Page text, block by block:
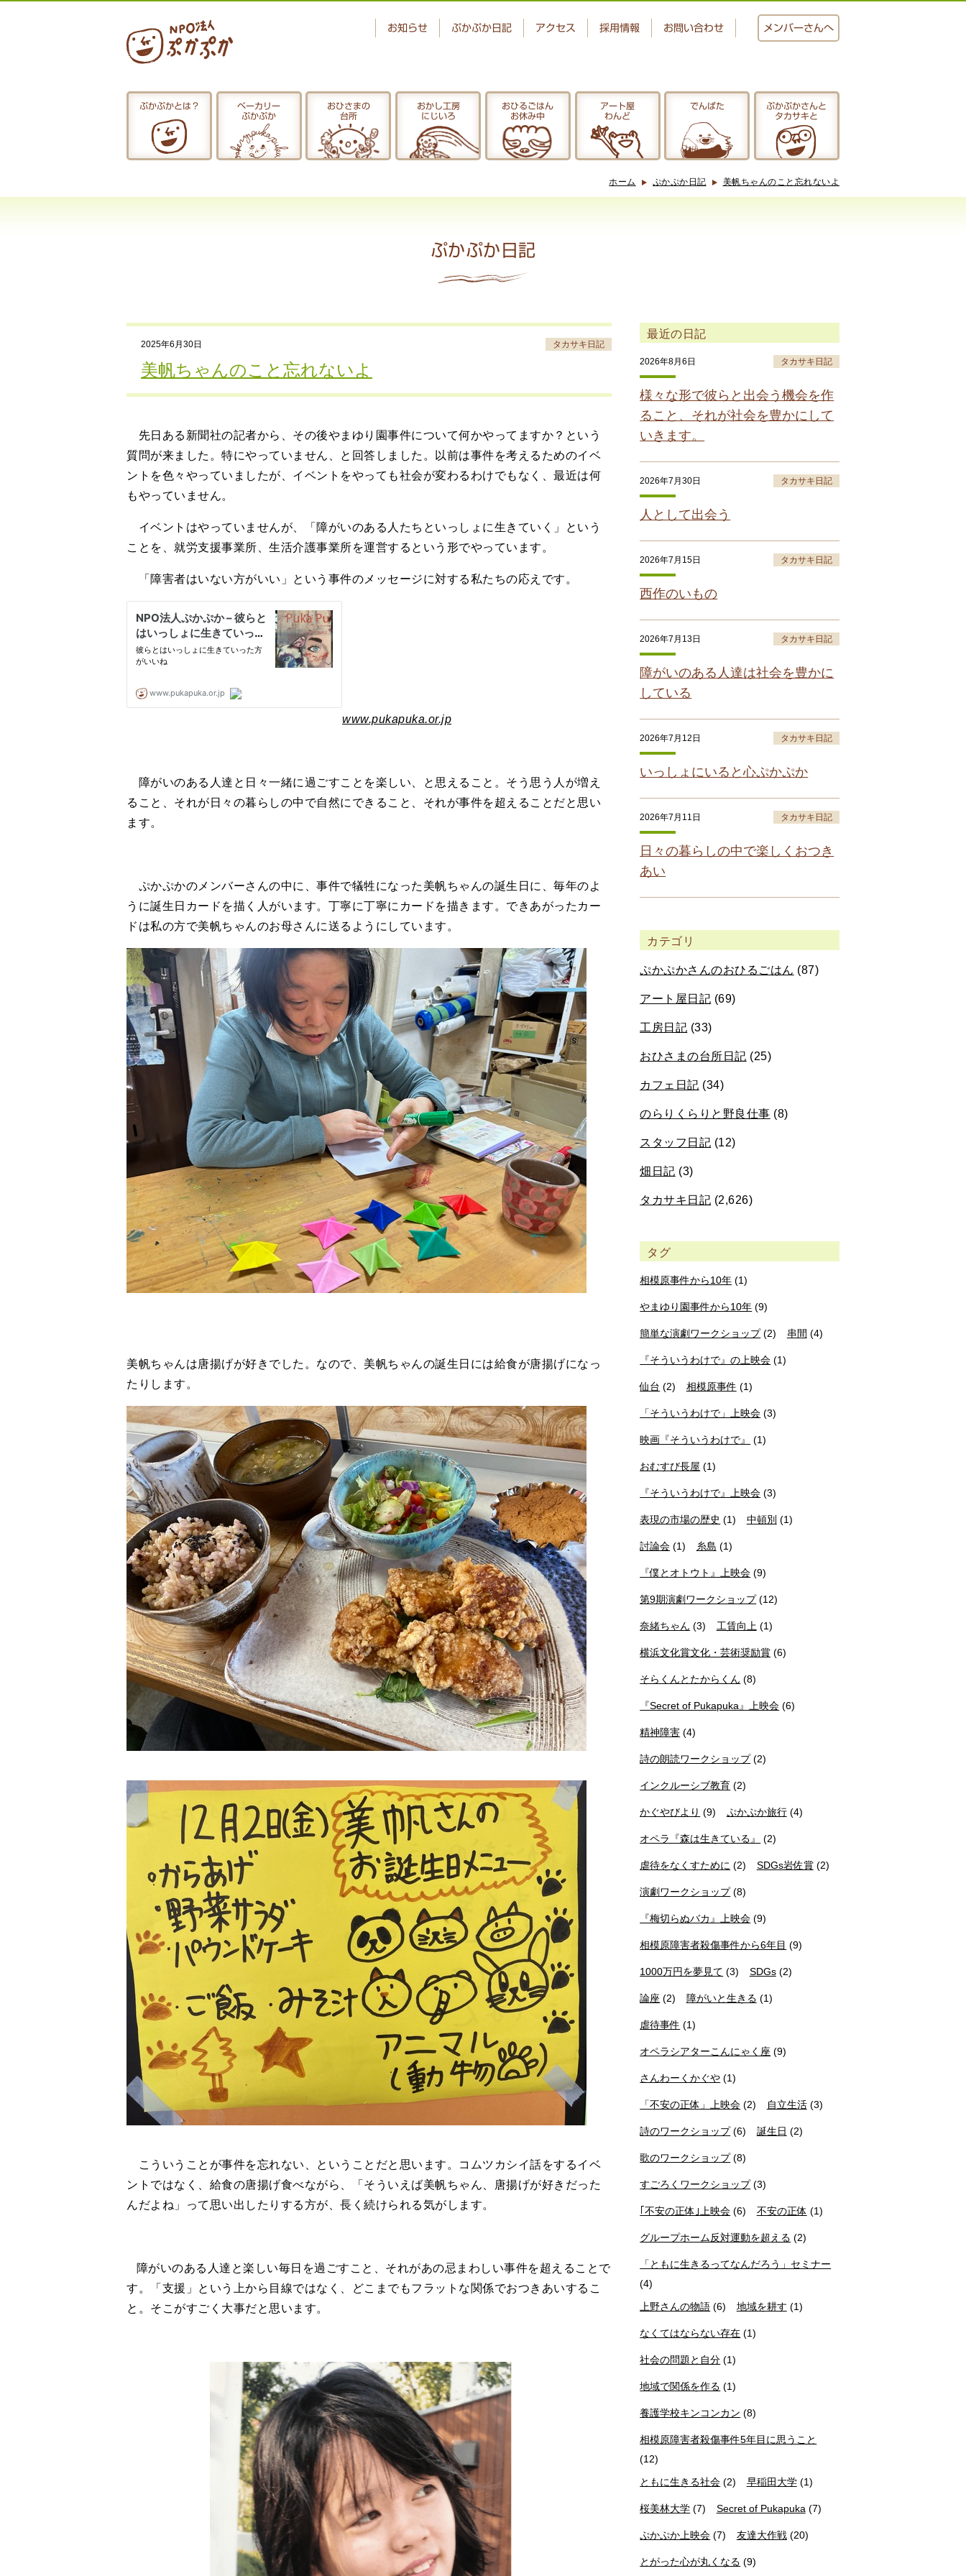
お知らせ ぷかぷか日記 アクセス 採用情報 お問い合わせ メンバーさんへ
ぷかぷかとは？
ぷかぷか
おかし工房
ぷかぷか日記
ぷかぷかとは？
ベーカリー
ぷかぷか
おひさまの
台所
おかし工房
にじいろ
おひるごはん
お休み中
アート屋
わんど
でんぱた
ぷかぷかさんと
タカサキと
ホーム ぷかぷか日記 美帆ちゃんのこと忘れないよ
ぷかぷか日記
2025年6月30日 タカサキ日記
美帆ちゃんのこと忘れないよ
先日ある新聞社の記者から、その後やまゆり園事件について何かやってますか？という
質問が来ました。特にやっていません、と回答しました。以前は事件を考えるためのイベ
ントを色々やっていましたが、イベントをやっても社会が変わるわけでもなく、最近は何
もやっていません。
イベントはやっていませんが、「障がいのある人たちといっしょに生きていく」という
ことを、就労支援事業所、生活介護事業所を運営するという形でやっています。
「障害者はいない方がいい」という事件のメッセージに対する私たちの応えです。
www.pukapuka.or.jp
障がいのある人達と日々一緒に過ごすことを楽しい、と思えること。そう思う人が増え
ること、それが日々の暮らしの中で自然にできること、それが事件を超えることだと思い
ます。
ぷかぷかのメンバーさんの中に、事件で犠牲になった美帆ちゃんの誕生日に、毎年のよ
うに誕生日カードを描く人がいます。丁寧に丁寧にカードを描きます。できあがったカー
ドは私の方で美帆ちゃんのお母さんに送るようにしています。
美帆ちゃんは唐揚げが好きでした。なので、美帆ちゃんの誕生日には給食が唐揚げになっ
たりします。
こういうことが事件を忘れない、ということだと思います。コムツカシイ話をするイベ
ントではなく、給食の唐揚げ食べながら、「そういえば美帆ちゃん、唐揚げが好きだった
んだよね」って思い出したりする方が、長く続けられる気がします。
障がいのある人達と楽しい毎日を過ごすこと、それがあの忌まわしい事件を超えることで
す。「支援」という上から目線ではなく、どこまでもフラットな関係でおつきあいするこ
と。そこがすごく大事だと思います。
最近の日記
2026年8月6日 タカサキ日記
様々な形で彼らと出会う機会を作
ること、それが社会を豊かにして
いきます。
2026年7月30日 タカサキ日記
人として出会う
2026年7月15日 タカサキ日記
西作のいもの
2026年7月13日 タカサキ日記
障がいのある人達は社会を豊かに
している
2026年7月12日 タカサキ日記
いっしょにいると心ぷかぷか
2026年7月11日 タカサキ日記
日々の暮らしの中で楽しくおつき
あい
カテゴリ
ぷかぷかさんのおひるごはん (87)
アート屋日記 (69)
工房日記 (33)
おひさまの台所日記 (25)
カフェ日記 (34)
のらりくらりと野良仕事 (8)
スタッフ日記 (12)
畑日記 (3)
タカサキ日記 (2,626)
タグ
相模原事件から10年 (1)
やまゆり園事件から10年 (9)
簡単な演劇ワークショップ(2) 串間 (4)
『そういうわけで』の上映会 (1)
仙台 (2) 相模原事件 (1)
「そういうわけで」上映会 (3)
映画『そういうわけで』 (1)
おむすび長屋 (1)
『そういうわけで』上映会 (3)
表現の市場の歴史 (1) 中頓別 (1)
討論会 (1) 糸島 (1)
『僕とオトウト』上映会 (9)
第9期演劇ワークショップ(12)
奈緒ちゃん (3) 工賃向上(1)
横浜文化賞文化・芸術奨励賞 (6)
そらくんとたからくん (8)
『Secret of Pukapuka』上映会 (6)
精神障害 (4)
詩の朗読ワークショップ(2)
インクルーシブ教育 (2)
かぐやびより (9) ぷかぷか旅行(4)
オペラ『森は生きている』 (2)
虐待をなくすために (2) SDGs岩佐賞(2)
演劇ワークショップ(8)
『梅切らぬバカ』上映会 (9)
相模原障害者殺傷事件から6年目 (9)
1000万円を夢見て (3) SDGs(2)
論座 (2) 障がいと生きる (1)
虐待事件 (1)
オペラシアターこんにゃく座 (9)
さんわーくかぐや (1)
「不安の正体」上映会 (2) 自立生活(3)
詩のワークショップ(6) 誕生日 (2)
歌のワークショップ(8)
すごろくワークショップ(3)
｢不安の正体｣上映会 (6) 不安の正体 (1)
グループホーム反対運動を超える (2)
「ともに生きるってなんだろう」セミナー
(4)
上野さんの物語 (6) 地域を耕す (1)
なくてはならない存在 (1)
社会の問題と自分 (1)
地域で関係を作る (1)
養護学校キンコンカン (8)
相模原障害者殺傷事件5年目に思うこと
(12)
ともに生きる社会 (2) 早稲田大学(1)
桜美林大学 (7) Secret of Pukapuka(7)
ぷかぷか上映会 (7) 友達大作戦(20)
とがった心が丸くなる (9)